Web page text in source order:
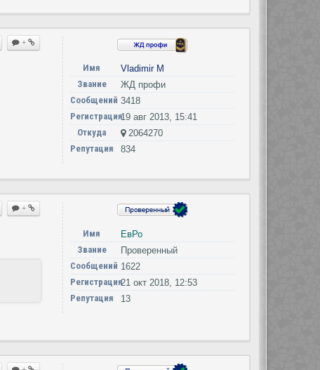
+
Имя
Vladimir M
Звание
ЖД профи
Сообщений 3418
Регистрация19 авг 2013, 15:41
Откуда
2064270
Репутация
834
+
Имя
ЕвРо
Звание
Проверенный
Сообщений 1622
Регистрация21 окт 2018, 12:53
Репутация
13